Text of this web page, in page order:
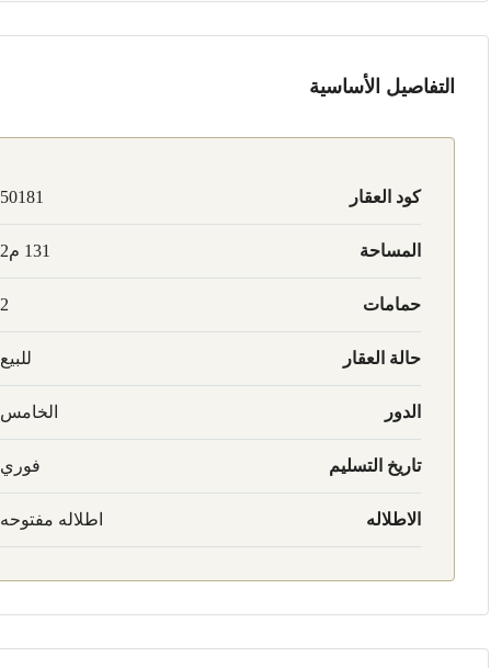
التفاصيل الأساسية
كود العقار 50181
المساحة 131 م2
حمامات 2
حالة العقار للبيع
الدور الخامس
تاريخ التسليم فوري
الاطلاله اطلاله مفتوحه